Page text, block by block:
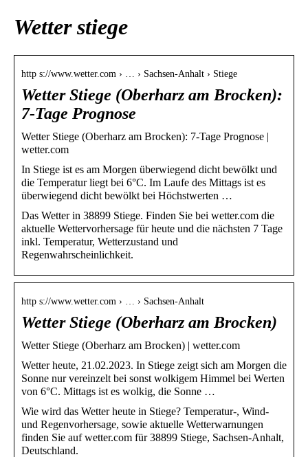
Wetter stiege
http s://www.wetter.com › … › Sachsen-Anhalt › Stiege
Wetter Stiege (Oberharz am Brocken):
7-Tage Prognose
Wetter Stiege (Oberharz am Brocken): 7-Tage Prognose |
wetter.com
In Stiege ist es am Morgen überwiegend dicht bewölkt und
die Temperatur liegt bei 6°C. Im Laufe des Mittags ist es
überwiegend dicht bewölkt bei Höchstwerten …
Das Wetter in 38899 Stiege. Finden Sie bei wetter.com die
aktuelle Wettervorhersage für heute und die nächsten 7 Tage
inkl. Temperatur, Wetterzustand und
Regenwahrscheinlichkeit.
http s://www.wetter.com › … › Sachsen-Anhalt
Wetter Stiege (Oberharz am Brocken)
Wetter Stiege (Oberharz am Brocken) | wetter.com
Wetter heute, 21.02.2023. In Stiege zeigt sich am Morgen die
Sonne nur vereinzelt bei sonst wolkigem Himmel bei Werten
von 6°C. Mittags ist es wolkig, die Sonne …
Wie wird das Wetter heute in Stiege? Temperatur-, Wind-
und Regenvorhersage, sowie aktuelle Wetterwarnungen
finden Sie auf wetter.com für 38899 Stiege, Sachsen-Anhalt,
Deutschland.